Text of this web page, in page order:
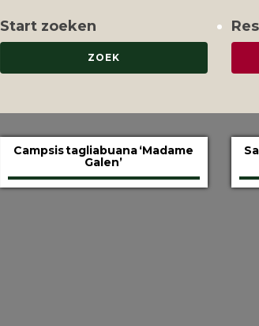
Start zoeken
Campsis tagliabuana ‘Madame
Galen’